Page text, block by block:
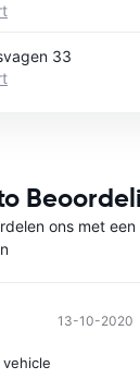
33
ons met
13-10-2020